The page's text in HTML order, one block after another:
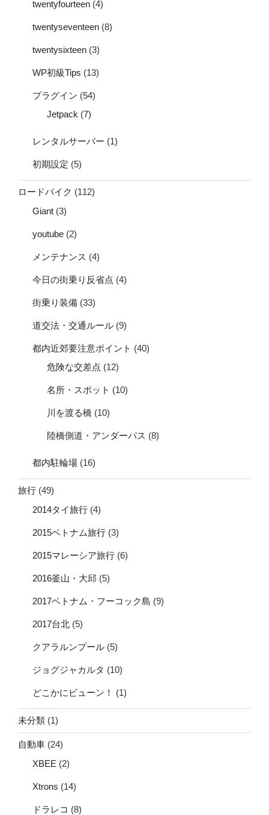
twentyfourteen (4)
twentyseventeen (8)
twentysixteen (3)
WP初級Tips (13)
プラグイン (54)
Jetpack (7)
レンタルサーバー (1)
初期設定 (5)
ロードバイク (112)
Giant (3)
youtube (2)
メンテナンス (4)
今日の街乗り反省点 (4)
街乗り装備 (33)
道交法・交通ルール (9)
都内近郊要注意ポイント (40)
危険な交差点 (12)
名所・スポット (10)
川を渡る橋 (10)
陸橋側道・アンダーパス (8)
都内駐輪場 (16)
旅行 (49)
2014タイ旅行 (4)
2015ベトナム旅行 (3)
2015マレーシア旅行 (6)
2016釜山・大邱 (5)
2017ベトナム・フーコック島 (9)
2017台北 (5)
クアラルンプール (5)
ジョグジャカルタ (10)
どこかにビューン！ (1)
未分類 (1)
自動車 (24)
XBEE (2)
Xtrons (14)
ドラレコ (8)